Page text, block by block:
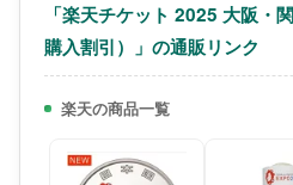
「楽天チケット 2025 大阪・
購入割引）」の通販リンク
楽天の商品一覧